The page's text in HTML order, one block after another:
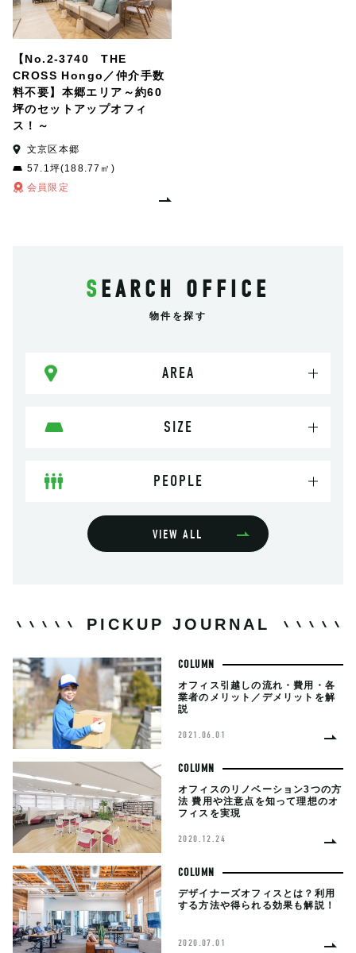
【No.2-3740 THE
CROSS Hongo／仲介手数
料不要】本郷エリア～約60
坪のセットアップオフィ
ス！～
文京区本郷
57.1坪(188.77㎡)
会員限定
SEARCH OFFICE
物件を探す
AREA
SIZE
PEOPLE
VIEW ALL
PICKUP JOURNAL
COLUMN
オフィス引越しの流れ・費用・各
業者のメリット／デメリットを解
説
2021.06.01
COLUMN
オフィスのリノベーション3つの方
法 費用や注意点を知って理想のオ
フィスを実現
2020.12.24
COLUMN
デザイナーズオフィスとは？利用
する方法や得られる効果も解説！
2020.07.01